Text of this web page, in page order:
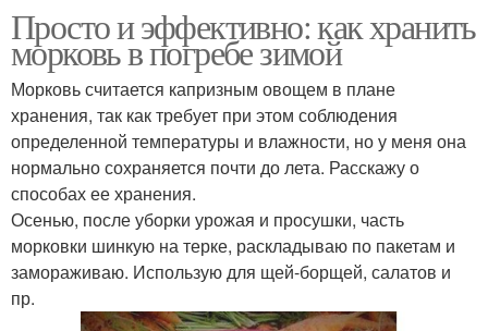
Просто и эффективно: как хранить
морковь в погребе зимой
Морковь считается капризным овощем в плане
хранения, так как требует при этом соблюдения
определенной температуры и влажности, но у меня она
нормально сохраняется почти до лета. Расскажу о
способах ее хранения.
Осенью, после уборки урожая и просушки, часть
морковки шинкую на терке, раскладываю по пакетам и
замораживаю. Использую для щей-борщей, салатов и
пр.